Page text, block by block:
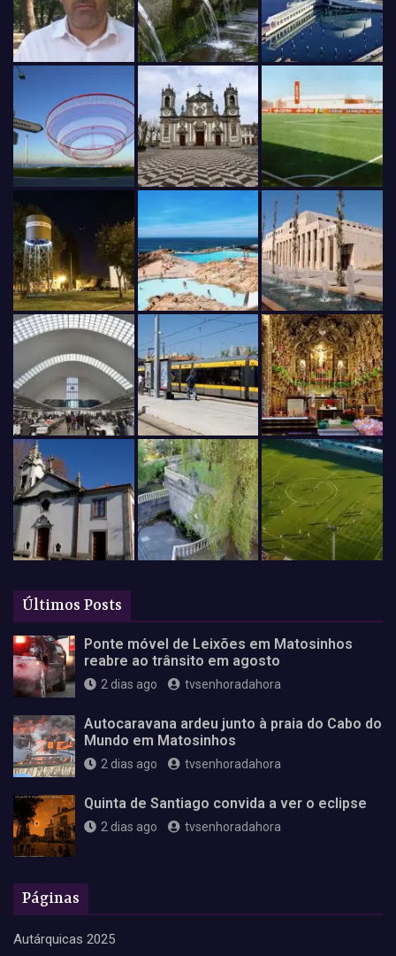
Últimos Posts
Ponte móvel de Leixões em Matosinhos
reabre ao trânsito em agosto
2 dias ago tvsenhoradahora
Autocaravana ardeu junto à praia do Cabo do
Mundo em Matosinhos
2 dias ago tvsenhoradahora
Quinta de Santiago convida a ver o eclipse
2 dias ago tvsenhoradahora
Páginas
Autárquicas 2025